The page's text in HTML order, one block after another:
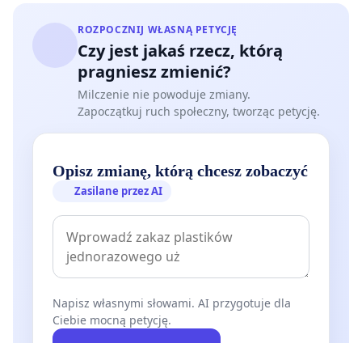
ROZPOCZNIJ WŁASNĄ PETYCJĘ
Czy jest jakaś rzecz, którą
pragniesz zmienić?
Milczenie nie powoduje zmiany.
Zapoczątkuj ruch społeczny, tworząc petycję.
Opisz zmianę, którą chcesz zobaczyć
Zasilane przez AI
Napisz własnymi słowami. AI przygotuje dla
Ciebie mocną petycję.